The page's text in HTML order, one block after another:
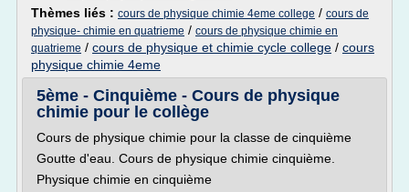
Thèmes liés : cours de physique chimie 4eme college / cours de
physique- chimie en quatrieme / cours de physique chimie en
quatrieme / cours de physique et chimie cycle college / cours
physique chimie 4eme
5ème - Cinquième - Cours de physique
chimie pour le collège
Cours de physique chimie pour la classe de cinquième
Goutte d'eau. Cours de physique chimie cinquième.
Physique chimie en cinquième